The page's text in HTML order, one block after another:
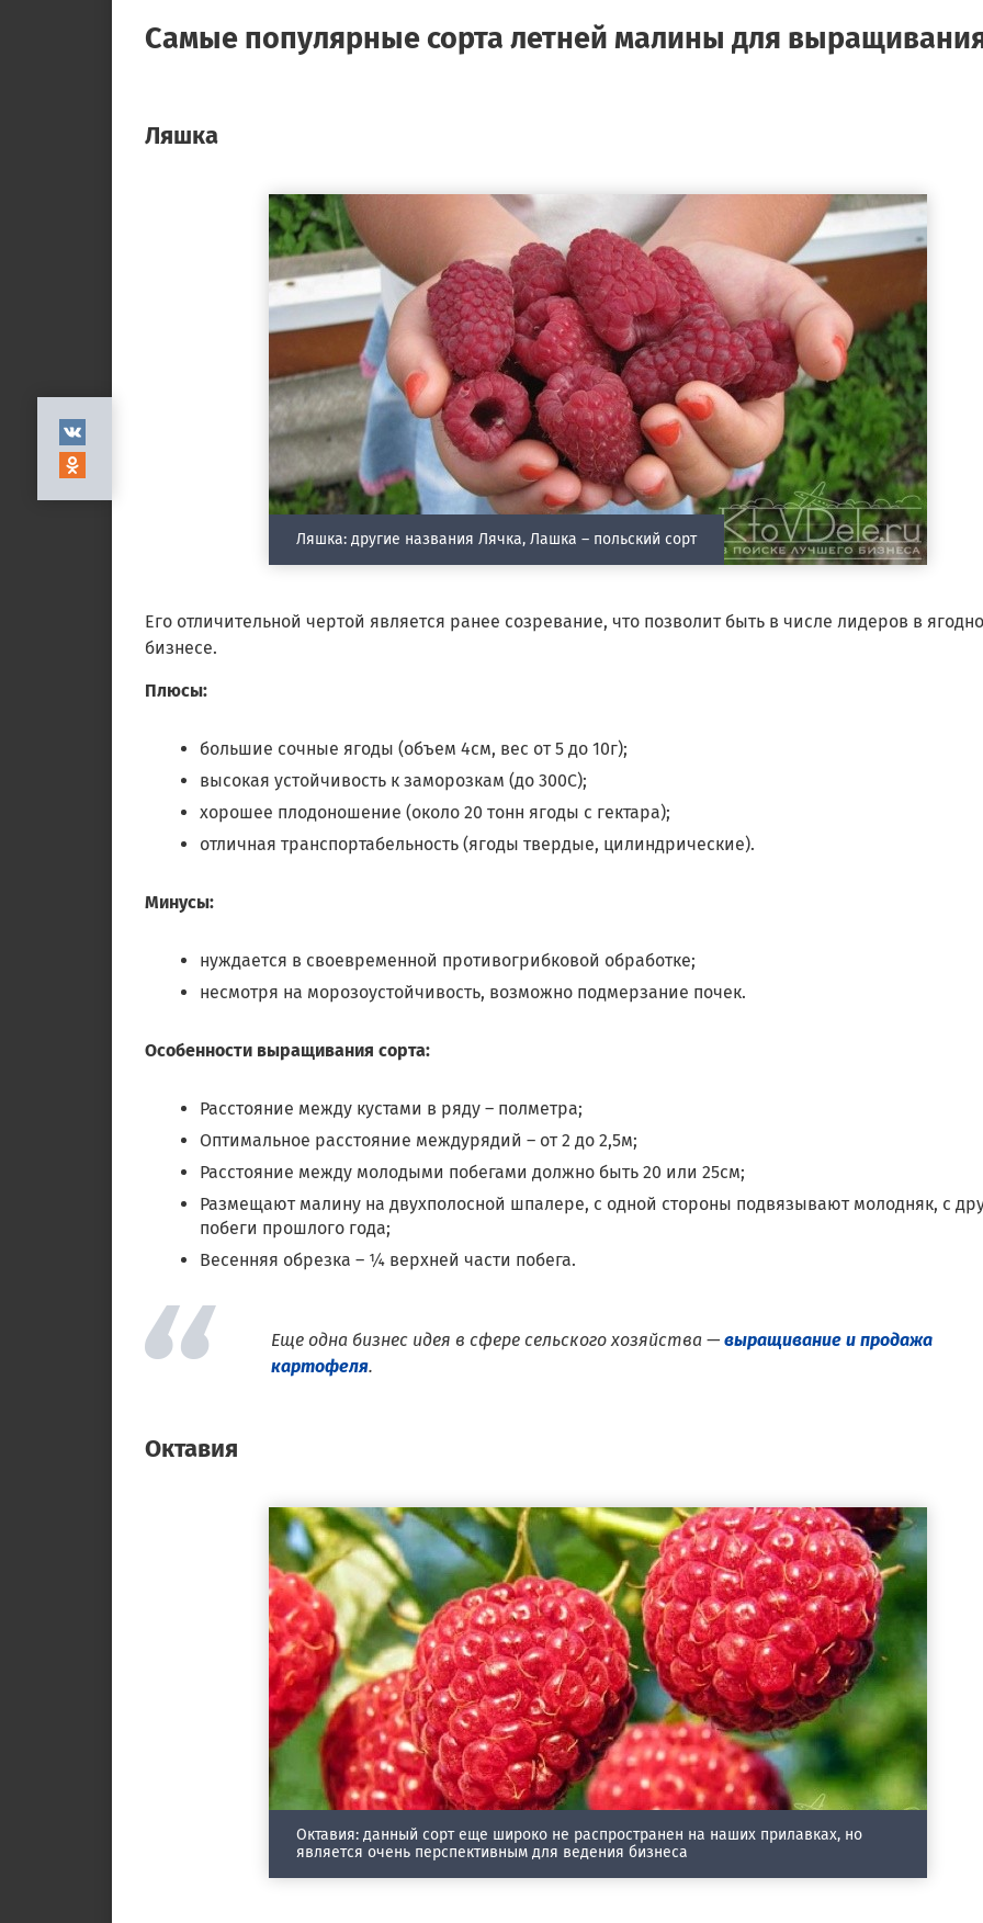
Самые популярные сорта летней малины для
Ляшка
Ляшка: другие названия Лячка, Лашка – польский сорт
Его отличительной чертой является ранее созревание, что позволит быть в числе лидеров в
бизнесе.
Плюсы:
большие сочные ягоды (объем 4см, вес от 5 до 10г);
высокая устойчивость к заморозкам (до 300С);
хорошее плодоношение (около 20 тонн ягоды с гектара);
отличная транспортабельность (ягоды твердые, цилиндрические).
Минусы:
нуждается в своевременной противогрибковой обработке;
несмотря на морозоустойчивость, возможно подмерзание почек.
Особенности выращивания сорта:
Расстояние между кустами в ряду – полметра;
Оптимальное расстояние междурядий – от 2 до 2,5м;
Расстояние между молодыми побегами должно быть 20 или 25см;
Размещают малину на двухполосной шпалере, с одной стороны подвязывают молодняк, с
побеги прошлого года;
Весенняя обрезка – ¼ верхней части побега.
Еще одна бизнес идея в сфере сельского хозяйства — выращивание и продажа
картофеля.
Октавия
Октавия: данный сорт еще широко не распространен на наших прилавках, но
является очень перспективным для ведения бизнеса